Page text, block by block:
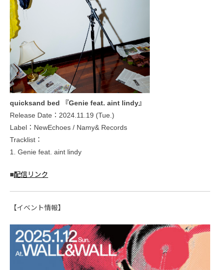
quicksand bed 『Genie feat. aint lindy』
Release Date：2024.11.19 (Tue.)
Label：NewEchoes / Namy& Records
Tracklist：
1. Genie feat. aint lindy
■配信リンク
【イベント情報】